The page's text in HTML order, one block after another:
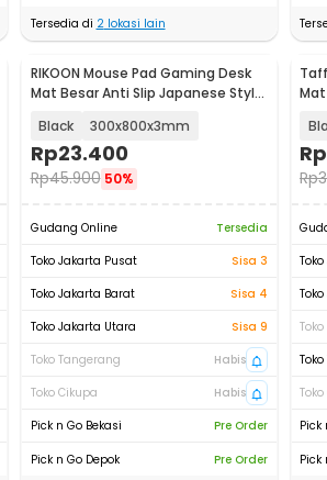
Tersedia di 2lokasi lain
RIKOON Mouse Pad Gaming Desk
Mat Besar Anti Slip Japanese Style
Black 300x800x3mm
Rp23.400
Rp45.900 50%
Gudang Online
Tersedia
Toko Jakarta Pusat
Sisa 3
Toko Jakarta Barat
Sisa 4
Toko Jakarta Utara
Sisa 9
Toko Tangerang
Habis
Toko Cikupa
Habis
Pick n Go Bekasi
Pre Order
Pick n Go Depok Pre Order
Rp
Rp
Pick
Pick